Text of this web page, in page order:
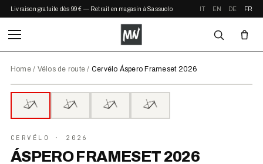
Livraison gratuite dès 99 € — Retrait en magasin à Sassuolo IT EN DE FR
Home/ Vélos de route / Cervélo Áspero Frameset 2026
2026 EN STOCK
CERVÉLO · 2026
ÁSPERO FRAMESET 2026